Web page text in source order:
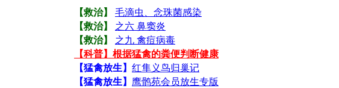
【救治】 毛滴虫、念珠菌感染
【救治】 之六 鼻窦炎
【救治】 之九 禽痘病毒
【科普】根据猛禽的粪便判断健康
【猛禽放生】 红隼义鸟归巢记
【猛禽放生】 鹰鹘苑会员放生专版